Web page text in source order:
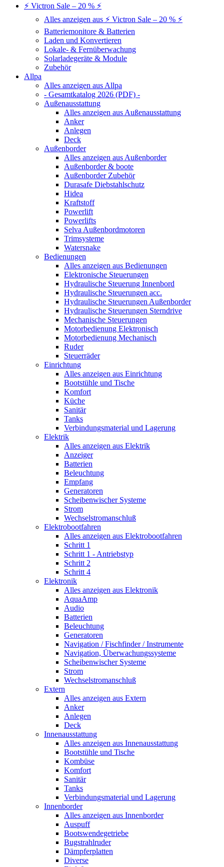
⚡ Victron Sale – 20 % ⚡
Alles anzeigen aus ⚡ Victron Sale – 20 % ⚡
Batteriemonitore & Batterien
Laden und Konvertieren
Lokale- & Fernüberwachung
Solarladegeräte & Module
Zubehör
Allpa
Alles anzeigen aus Allpa
- Gesamtkatalog 2026 (PDF) -
Außenausstattung
Alles anzeigen aus Außenausstattung
Anker
Anlegen
Deck
Außenborder
Alles anzeigen aus Außenborder
Außenborder & boote
Außenborder Zubehör
Durasafe Diebstahlschutz
Hidea
Kraftstoff
Powerlift
Powerlifts
Selva Außenbordmotoren
Trimsysteme
Watersnake
Bedienungen
Alles anzeigen aus Bedienungen
Elektronische Steuerungen
Hydraulische Steuerung Innenbord
Hydraulische Steuerungen acc.
Hydraulische Steuerungen Außenborder
Hydraulische Steuerungen Sterndrive
Mechanische Steuerungen
Motorbedienung Elektronisch
Motorbedienung Mechanisch
Ruder
Steuerräder
Einrichtung
Alles anzeigen aus Einrichtung
Bootstühle und Tische
Komfort
Küche
Sanitär
Tanks
Verbindungsmaterial und Lagerung
Elektrik
Alles anzeigen aus Elektrik
Anzeiger
Batterien
Beleuchtung
Empfang
Generatoren
Scheibenwischer Systeme
Strom
Wechselstromanschluß
Elektrobootfahren
Alles anzeigen aus Elektrobootfahren
Schritt 1
Schritt 1 - Antriebstyp
Schritt 2
Schritt 4
Elektronik
Alles anzeigen aus Elektronik
AquaAmp
Audio
Batterien
Beleuchtung
Generatoren
Navigation / Fischfinder / Instrumente
Navigation, Überwachungssysteme
Scheibenwischer Systeme
Strom
Wechselstromanschluß
Extern
Alles anzeigen aus Extern
Anker
Anlegen
Deck
Innenausstattung
Alles anzeigen aus Innenausstattung
Bootstühle und Tische
Kombüse
Komfort
Sanitär
Tanks
Verbindungsmaterial und Lagerung
Innenborder
Alles anzeigen aus Innenborder
Auspuff
Bootswendegetriebe
Bugstrahlruder
Dämpferplatten
Diverse